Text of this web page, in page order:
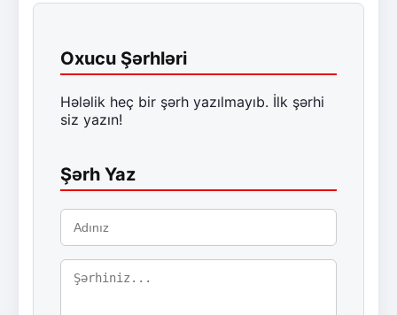
Oxucu Şərhləri
Hələlik heç bir şərh yazılmayıb. İlk şərhi
siz yazın!
Şərh Yaz